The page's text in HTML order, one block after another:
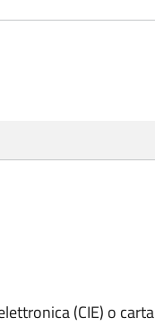
(CIE) o carta